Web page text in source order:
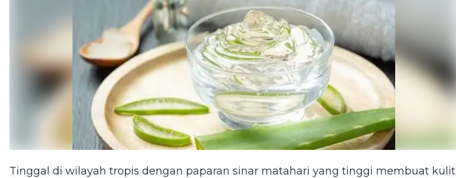
Tinggal di wilayah tropis dengan paparan sinar matahari yang tinggi membuat kulit